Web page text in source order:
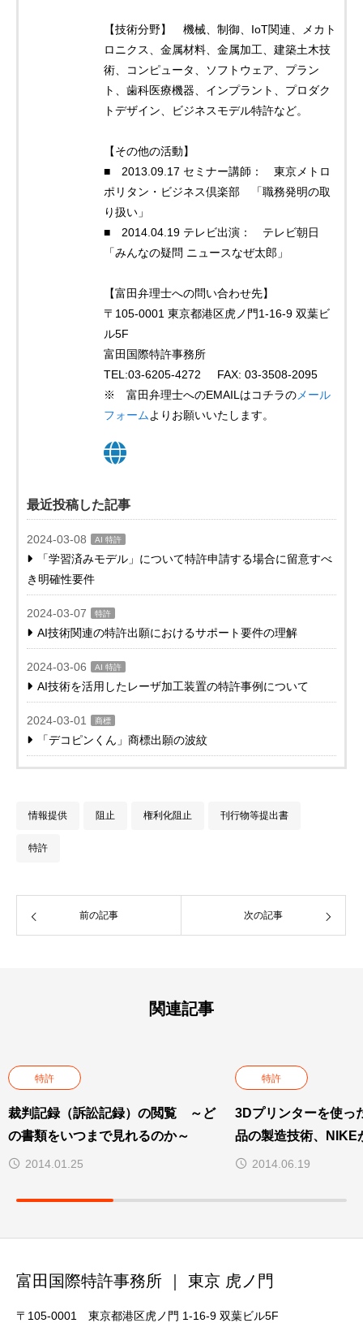
【技術分野】 機械、制御、IoT関連、メカト
ロニクス、金属材料、金属加工、建築土木技
術、コンピュータ、ソフトウェア、プラン
ト、歯科医療機器、インプラント、プロダク
トデザイン、ビジネスモデル特許など。
【その他の活動】
■ 2013.09.17 セミナー講師： 東京メトロ
ポリタン・ビジネス倶楽部 「職務発明の取
り扱い」
■ 2014.04.19 テレビ出演： テレビ朝日
「みんなの疑問 ニュースなぜ太郎」
【富田弁理士への問い合わせ先】
〒105-0001 東京都港区虎ノ門1-16-9 双葉ビ
ル5F
富田国際特許事務所
TEL:03-6205-4272 FAX: 03-3508-2095
※ 富田弁理士へのEMAILはコチラの メール
フォームよりお願いいたします。
最近投稿した記事
2024-03-08 AI 特許
「学習済みモデル」について特許申請する場合に留意すべ
き明確性要件
2024-03-07 特許
AI技術関連の特許出願におけるサポート要件の理解
2024-03-06 AI 特許
AI技術を活用したレーザ加工装置の特許事例について
2024-03-01 商標
「デコピンくん」商標出願の波紋
情報提供 阻止 権利化阻止 刊行物等提出書
特許
前の記事 次の記事
関連記事
特許
裁判記録（訴訟記録）の閲覧 ～ど
の書類をいつまで見れるのか～
2014.01.25
特許
3Dプリンターを使っ
品の製造技術、NIKE
2014.06.19
富田国際特許事務所 ｜ 東京 虎ノ門
〒105-0001 東京都港区虎ノ門 1-16-9 双葉ビル5F